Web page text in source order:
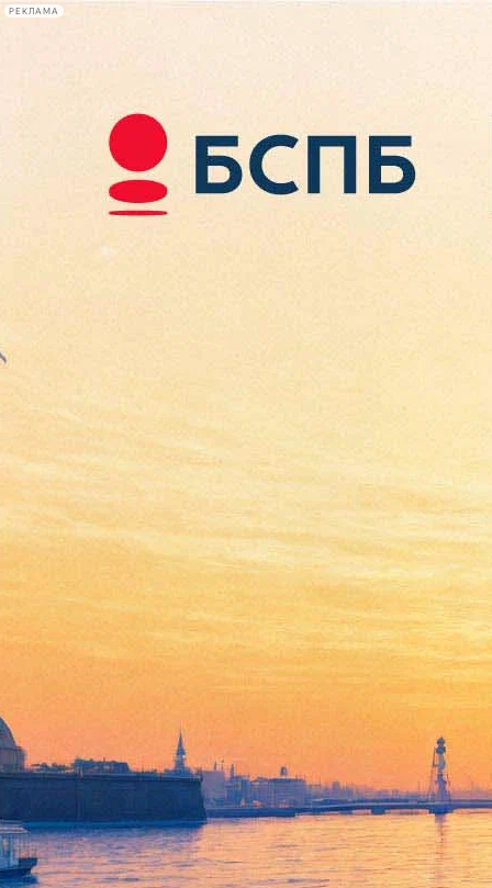
РЕКЛАМА
Сегодня:
2026.08.09
17:18
Афиша Plus
Лидер «АукцЫона» спрятал
Хармса в новом клипе
06 апреля 2018,16:10 Версия для печати
Группа «Федоров и Крузенштерн», в которую входят лидер
«АукцЫона» Леонид Федоров и израильский рок-музыкант
Игорь Крутоголов, выложила в Сети новый клип «Гвидон».
Чёрно-белое видео показывает историю скитаний молодого
немного абсурдного персонажа, путешествующего по
сумрачному, холодному и сюрреалистичному Петербургу.